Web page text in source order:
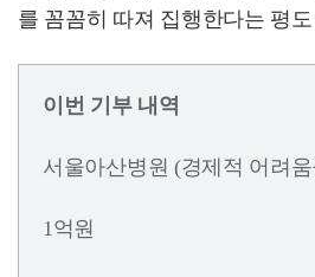
를 꼼꼼히 따져 집행한다는 평
이번 기부 내역
서울아산병원 (경제적 어려
1억원